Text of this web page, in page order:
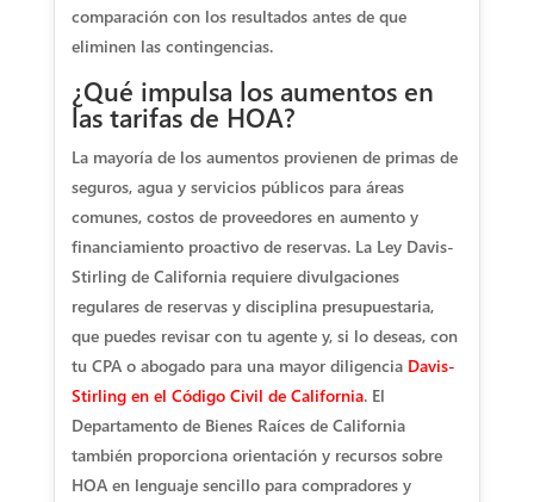
comparación con los resultados antes de que
eliminen las contingencias.
¿Qué impulsa los aumentos en
las tarifas de HOA?
La mayoría de los aumentos provienen de primas de
seguros, agua y servicios públicos para áreas
comunes, costos de proveedores en aumento y
financiamiento proactivo de reservas. La Ley Davis-
Stirling de California requiere divulgaciones
regulares de reservas y disciplina presupuestaria,
que puedes revisar con tu agente y, si lo deseas, con
tu CPA o abogado para una mayor diligencia Davis-
Stirling en el Código Civil de California. El
Departamento de Bienes Raíces de California
también proporciona orientación y recursos sobre
HOA en lenguaje sencillo para compradores y